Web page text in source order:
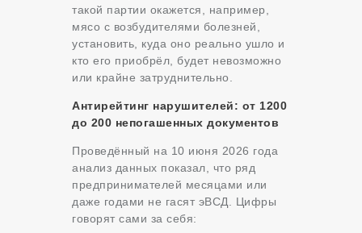
такой партии окажется, например,
мясо с возбудителями болезней,
установить, куда оно реально ушло и
кто его приобрёл, будет невозможно
или крайне затруднительно.
Антирейтинг нарушителей: от 1200
до 200 непогашенных документов
Проведённый на 10 июня 2026 года
анализ данных показал, что ряд
предпринимателей месяцами или
даже годами не гасят эВСД. Цифры
говорят сами за себя: